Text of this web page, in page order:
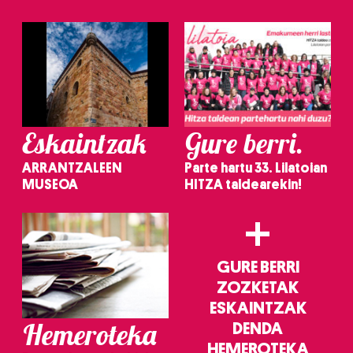
Eskaintzak
ARRANTZALEEN
MUSEOA
Gure berri.
Parte hartu 33. Lilatoian
HITZA taldearekin!
Hemeroteka
+
GURE BERRI
ZOZKETAK
ESKAINTZAK
DENDA
HEMEROTEKA